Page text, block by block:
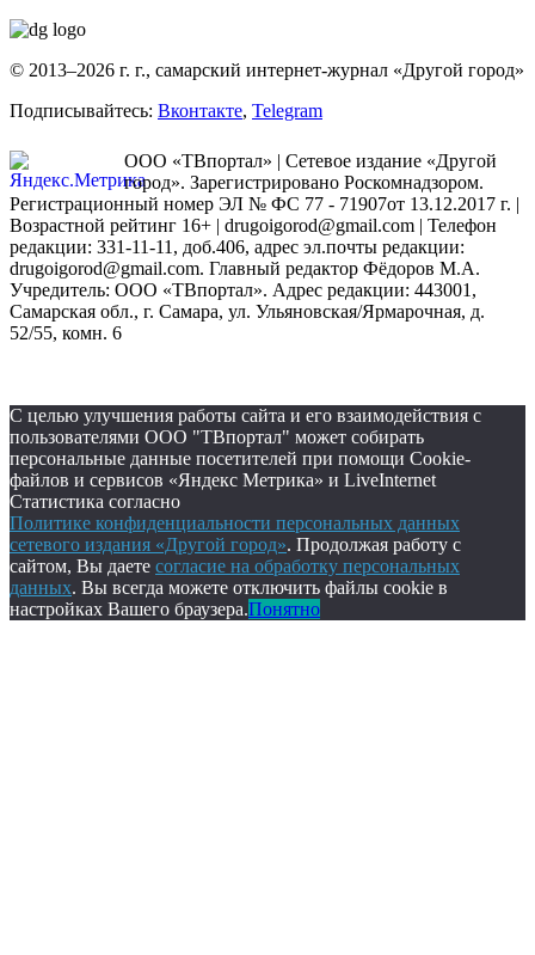
© 2013–2026 г. г., самарский интернет-журнал «Другой город»
Подписывайтесь: Вконтакте, Telegram
ООО «ТВпортал» | Сетевое издание «Другой
город». Зарегистрировано Роскомнадзором.
Регистрационный номер ЭЛ № ФС 77 - 71907от 13.12.2017 г. |
Возрастной рейтинг 16+ | drugoigorod@gmail.com | Телефон
редакции: 331-11-11, доб.406, адрес эл.почты редакции:
drugoigorod@gmail.com. Главный редактор Фёдоров М.А.
Учредитель: ООО «ТВпортал». Адрес редакции: 443001,
Самарская обл., г. Самара, ул. Ульяновская/Ярмарочная, д.
52/55, комн. 6
С целью улучшения работы сайта и его взаимодействия с
пользователями ООО "ТВпортал" может собирать
персональные данные посетителей при помощи Cookie-
файлов и сервисов «Яндекс Метрика» и LiveInternet
Статистика согласно
Политике конфиденциальности персональных данных
сетевого издания «Другой город». Продолжая работу с
сайтом, Вы даете согласие на обработку персональных
данных. Вы всегда можете отключить файлы cookie в
настройках Вашего браузера.Понятно